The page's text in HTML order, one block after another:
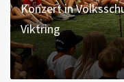
Konzert in
Viktring